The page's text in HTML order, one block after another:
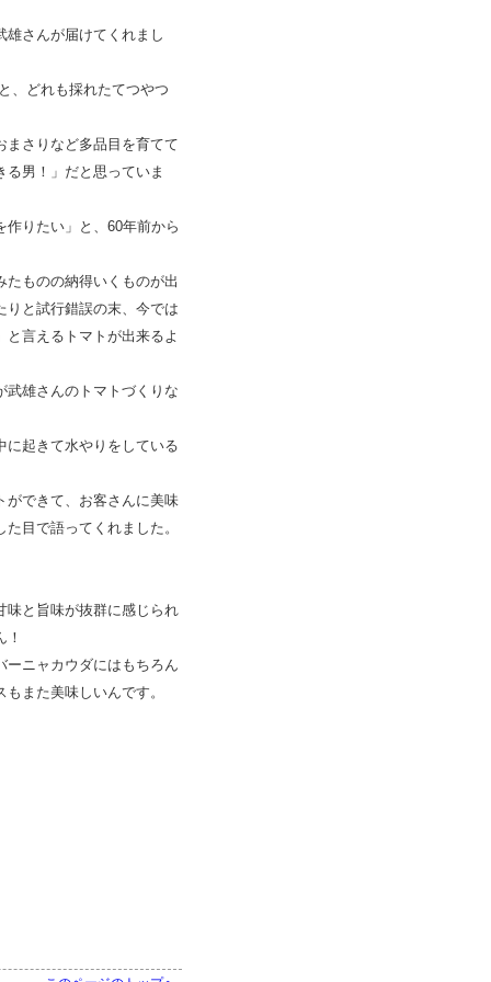
雄さんが届けてくれまし
、どれも採れたてつやつ
まさりなど多品目を育てて
男！」だと思っていま
りたい」と、60年前から
ものの納得いくものが出
りと試行錯誤の末、今では
と言えるトマトが出来るよ
武雄さんのトマトづくりな
に起きて水やりをしている
ができて、お客さんに美味
目で語ってくれました。
味と旨味が抜群に感じられ
ーニャカウダにはもちろん
また美味しいんです。